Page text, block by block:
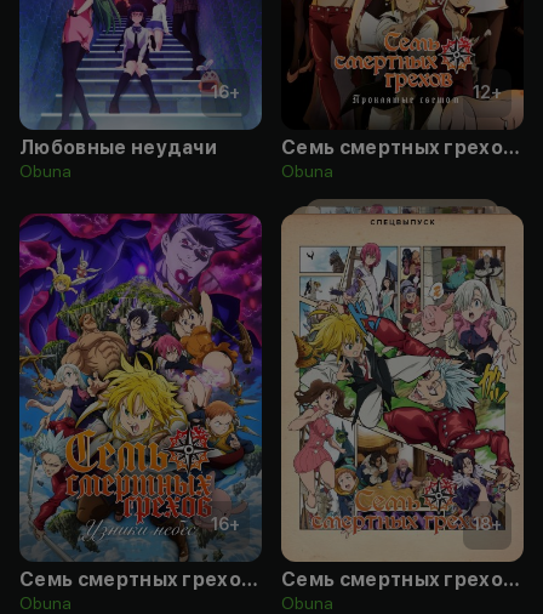
16+
Любовные неудачи
Obuna
12+
Семь смертных грехов: Проклятие света
Obuna
16+
Семь смертных грехов: Узники небес
Obuna
18+
Семь смертных грехов: Знамение священной войны
Obuna